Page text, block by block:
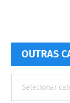
OUTRAS
Categorias